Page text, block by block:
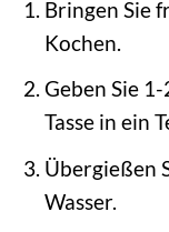
Bringen Sie
Kochen.
Geben Sie
Tasse in ein
Übergießen
Wasser.